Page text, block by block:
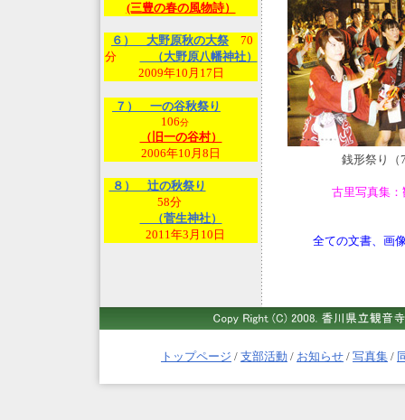
(三豊の春の風物詩）
６） 大野原秋の大祭
70
分
（大野原八幡神社）
2009年10月17日
７） 一の谷秋祭り
106分
（旧一の谷村）
2006年10月8日
８） 辻の秋祭り
58分
（菅生神社）
2011年3月10日
銭形祭り（
古里写真集
全ての文書、画
トップページ / 支部活動 / お知らせ / 写真集 /